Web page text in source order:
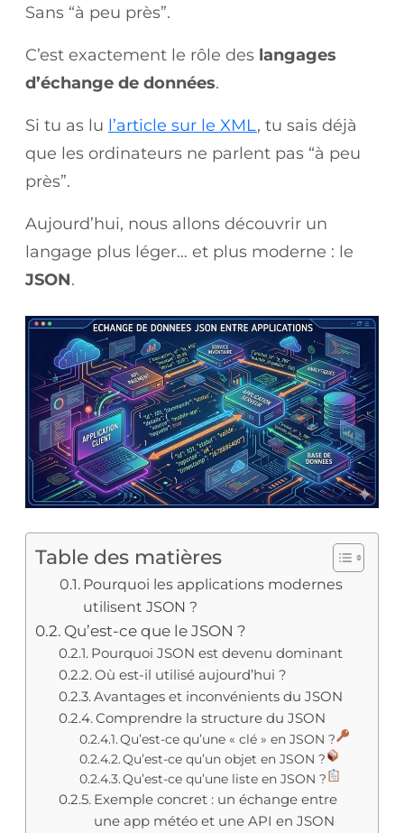
Sans “à peu près”.
C’est exactement le rôle des langages
d’échange de données.
Si tu as lu l’article sur le XML, tu sais déjà
que les ordinateurs ne parlent pas “à peu
près”.
Aujourd’hui, nous allons découvrir un
langage plus léger… et plus moderne : le
JSON.
Table des matières
Pourquoi les applications modernes
utilisent JSON ?
Qu’est-ce que le JSON ?
Pourquoi JSON est devenu dominant
Où est-il utilisé aujourd’hui ?
Avantages et inconvénients du JSON
Comprendre la structure du JSON
Qu’est-ce qu’une « clé » en JSON ?
Qu’est-ce qu’un objet en JSON ?
Qu’est-ce qu’une liste en JSON ?
Exemple concret : un échange entre
une app météo et une API en JSON